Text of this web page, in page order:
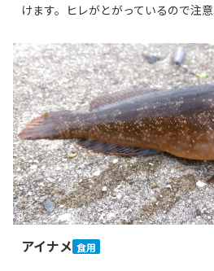
けます。ヒレがとがっているので注意
アイナメ 食用